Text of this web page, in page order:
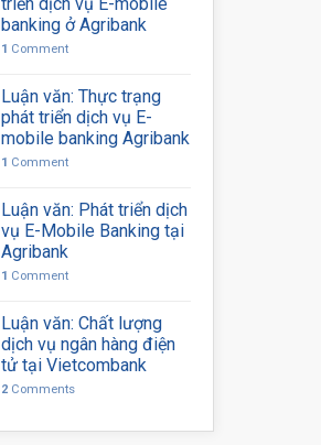
banking ở Agribank
1 Comment
Luận văn: Thực trạng
phát triển dịch vụ E-
mobile banking Agribank
1 Comment
Luận văn: Phát triển dịch
vụ E-Mobile Banking tại
Agribank
1 Comment
Luận văn: Chất lượng
dịch vụ ngân hàng điện
tử tại Vietcombank
2 Comments